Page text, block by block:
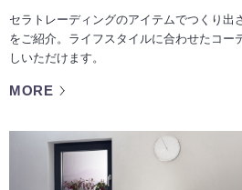
セラトレーディングのアイテムでつくり出
をご紹介。ライフスタイルに合わせたコー
しいただけます。
MORE